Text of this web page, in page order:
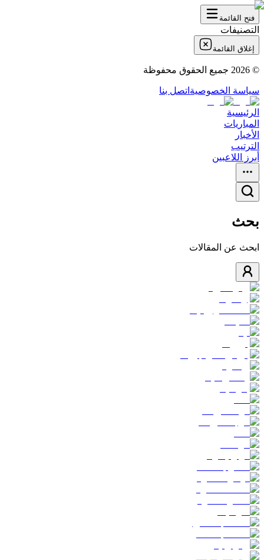
فتح القائمة
التصنيفات
إغلاق القائمة
©
2026 جميع الحقوق محفوظة
سياسة الخصوصية اتصل بنا
الرئيسية
المباريات
الأخبار
الترتيب
أبرز اللاعبين
بحث
ابحث عن المقالات